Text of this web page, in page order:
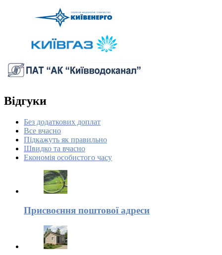
Відгуки
Без додаткових доплат
Все вчасно
Підкажуть як правильно
Швидко та вчасно
Економія особистого часу
Присвоєння поштової адреси